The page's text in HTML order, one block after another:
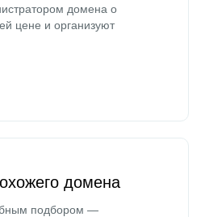
домена о
цене и организуют
домена
подбором —